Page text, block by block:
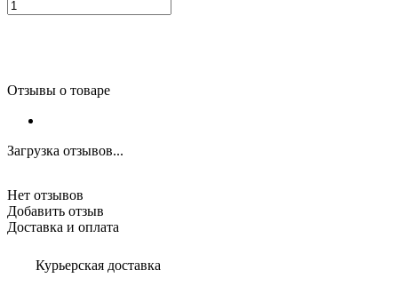
Отзывы о товаре
Загрузка отзывов...
Нет отзывов
Добавить отзыв
Доставка и оплата
Курьерская доставка